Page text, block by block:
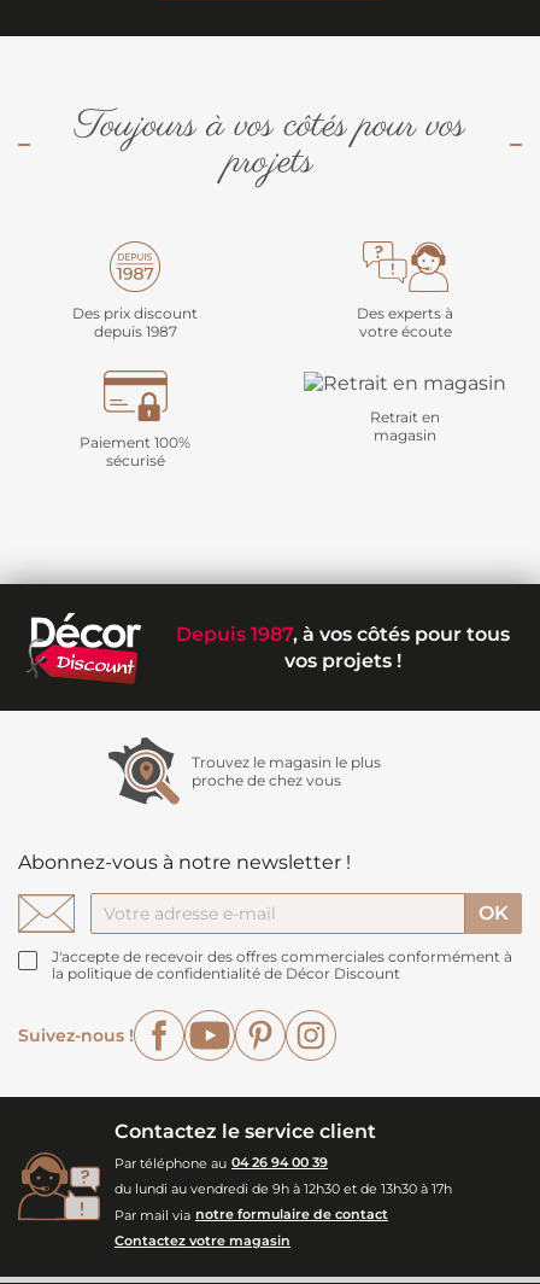
Toujours à vos côtés pour vos
projets
Des prix discount
depuis 1987
Des experts à
votre écoute
Paiement 100%
sécurisé
Retrait en
magasin
Depuis 1987, à vos côtés pour tous
vos projets !
Trouvez le magasin le plus
proche de chez vous
Abonnez-vous à notre newsletter !
J'accepte de recevoir des offres commerciales conformément à
la politique de confidentialité de Décor Discount
Suivez-nous !
FacebookYouTubePinterest
Contactez le service client
Par téléphone au 04 26 94 00 39
du lundi au vendredi de 9h à 12h30 et de 13h30 à 17h
Par mail via notre formulaire de contact
Contactez votre magasin